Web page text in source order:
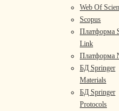
Web Of
Scopus
Платформа
Link
Платформа
БД Springer
Materials
БД Springer
Protocols